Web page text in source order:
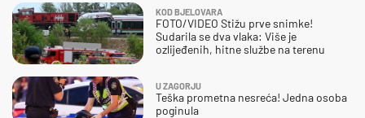
KOD BJELOVARA
FOTO/VIDEO Stižu prve snimke!
Sudarila se dva vlaka: Više je
ozlijeđenih, hitne službe na terenu
U ZAGORJU
Teška prometna nesreća! Jedna osoba
poginula